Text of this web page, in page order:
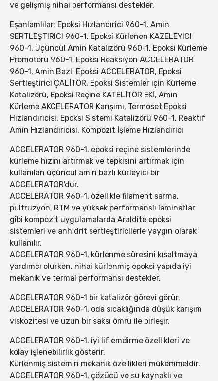
ve gelişmiş nihai performansı destekler.
Eşanlamlılar: Epoksi Hızlandırici 960-1, Amin
SERTLEŞTIRICI 960-1, Epoksi Kürlenen KAZELEYICI
960-1, Üçüncül Amin Katalizörü 960-1, Epoksi Kürleme
Promotörü 960-1, Epoksi Reaksiyon ACCELERATOR
960-1, Amin Bazlı Epoksi ACCELERATOR, Epoksi
Sertleştirici ÇALİTÖR, Epoksi Sistemler için Kürleme
Katalizörü, Epoksi Reçine KATELİTÖR EKİ, Amin
Kürleme AKCELERATOR Karışımı, Termoset Epoksi
Hızlandıricisi, Epoksi Sistemi Katalizörü 960-1, Reaktif
Amin Hızlandıricisi, Kompozit İşleme Hızlandırici
ACCELERATOR 960-1, epoksi reçine sistemlerinde
kürleme hızını artırmak ve tepkisini artırmak için
kullanılan üçüncül amin bazlı kürleyici bir
ACCELERATOR'dur.
ACCELERATOR 960-1, özellikle filament sarma,
pultruzyon, RTM ve yüksek performanslı laminatlar
gibi kompozit uygulamalarda Araldite epoksi
sistemleri ve anhidrit sertleştiricilerle yaygın olarak
kullanılır.
ACCELERATOR 960-1, kürlenme süresini kısaltmaya
yardımcı olurken, nihai kürlenmiş epoksi yapıda iyi
mekanik ve termal performansı destekler.
ACCELERATOR 960-1 bir katalizör görevi görür.
ACCELERATOR 960-1, oda sıcaklığında düşük karışım
viskozitesi ve uzun bir saksı ömrü ile birleşir.
ACCELERATOR 960-1, iyi lif emdirme özellikleri ve
kolay işlenebilirlik gösterir.
Kürlenmiş sistemin mekanik özellikleri mükemmeldir.
ACCELERATOR 960-1, çözücü ve su kaynaklı ve